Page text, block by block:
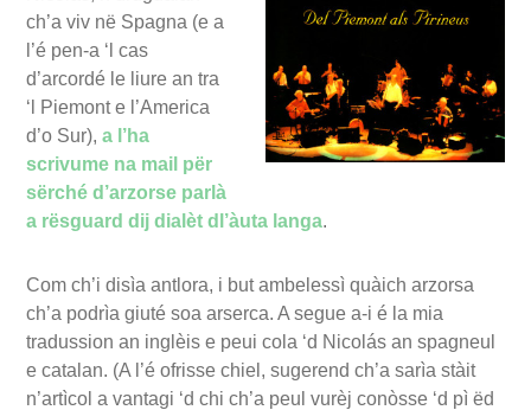
ch’a viv në Spagna (e a
l’é pen-a ‘l cas
d’arcordé le liure an tra
‘l Piemont e l’America
d’o Sur),a l’ha
scrivume na mail për
sërché d’arzorse parlà
a rësguard dij dialèt dl’àuta langa.
Com ch’i disìa antlora, i but ambelessì quàich arzorsa
ch’a podrìa giuté soa arserca. A segue a-i é la mia
tradussion an inglèis e peui cola ‘d Nicolás an spagneul
e catalan. (A l’é ofrisse chiel, sugerend ch’a sarìa stàit
n’artìcol a vantagi ‘d chi ch’a peul vurèj conòsse ‘d pì ëd